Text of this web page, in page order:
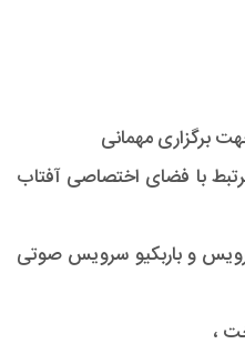
برگزاری مهمانی
با فضای اختصاصی آفتاب
و باربکیو سرویس صوتی
،